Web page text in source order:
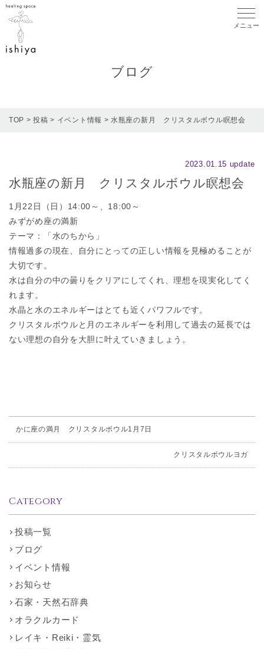
メニ
ブログ
TOP >投稿 > イベント情報 >水瓶座の新月 クリスタルボウル瞑想会
2023.01.15 update
水瓶座の新月 クリスタルボウル瞑想会
1月22日（日）14:00～、18:00～
みずがめ座の満新
テーマ：「水のちから」
情報過多の現在、自分にとっての正しい情報を見極めることが
大切です。
水は自分の中の曇りをクリアにしてくれ、理想を現実化してく
れます。
水晶と水のエネルギーはとても近くパワフルです。
クリスタルボウルと月のエネルギーを利用して過去の延長では
ない理想の自分を大胆に叶えていきましょう。
かに座の満月 クリスタルボウル1月7日
クリスタルボウルヨガ
Category
投稿一覧
ブログ
イベント情報
お知らせ
石家・天然石辞典
オラクルカード
レイキ・Reiki・霊気